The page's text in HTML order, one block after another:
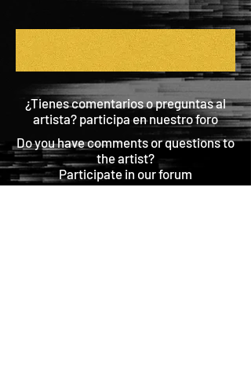
¿Tienes comentarios o preguntas al
artista? participa en nuestro foro
Do you have comments or questions to
the artist?
Participate in our forum